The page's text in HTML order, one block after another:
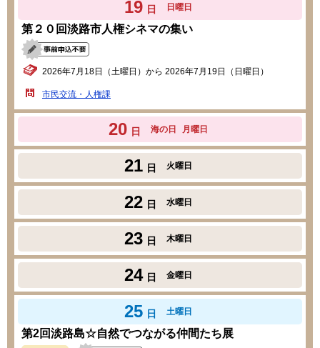
19 日 日曜日
第２０回淡路市人権シネマの集い
2026年7月18日（土曜日）から 2026年7月19日（日曜日）
市民交流・人権課
20 日 海の日 月曜日
21 日 火曜日
22 日 水曜日
23 日 木曜日
24 日 金曜日
25 日 土曜日
第2回淡路島☆自然でつながる仲間たち展